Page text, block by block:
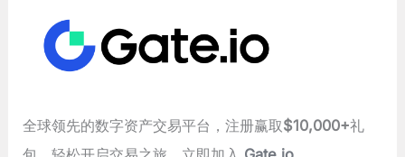
全球领先的数字资产交易平台，注册赢取$10,000+礼